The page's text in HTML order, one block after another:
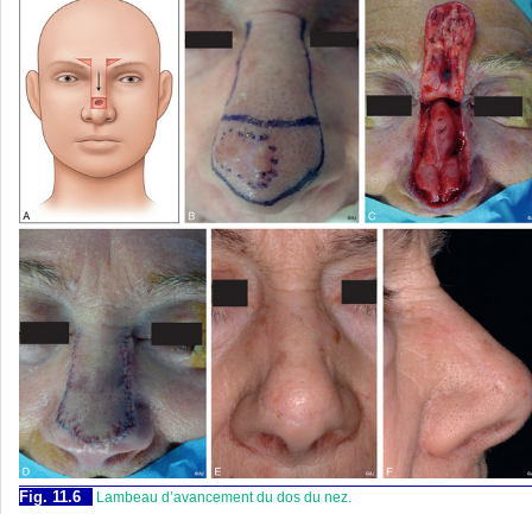
Fig. 11.6 Lambeau d’avancement du dos du nez.